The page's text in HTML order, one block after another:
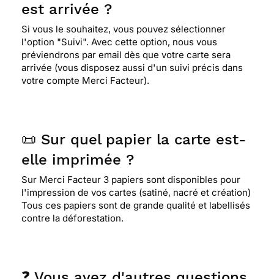
est arrivée ?
Si vous le souhaitez, vous pouvez sélectionner
l'option "Suivi". Avec cette option, nous vous
préviendrons par email dès que votre carte sera
arrivée (vous disposez aussi d'un suivi précis dans
votre compte Merci Facteur).
📜 Sur quel papier la carte est-
elle imprimée ?
Sur Merci Facteur 3 papiers sont disponibles pour
l'impression de vos cartes (satiné, nacré et création)
Tous ces papiers sont de grande qualité et labellisés
contre la déforestation.